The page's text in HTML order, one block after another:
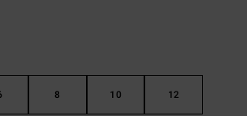
8 10 12